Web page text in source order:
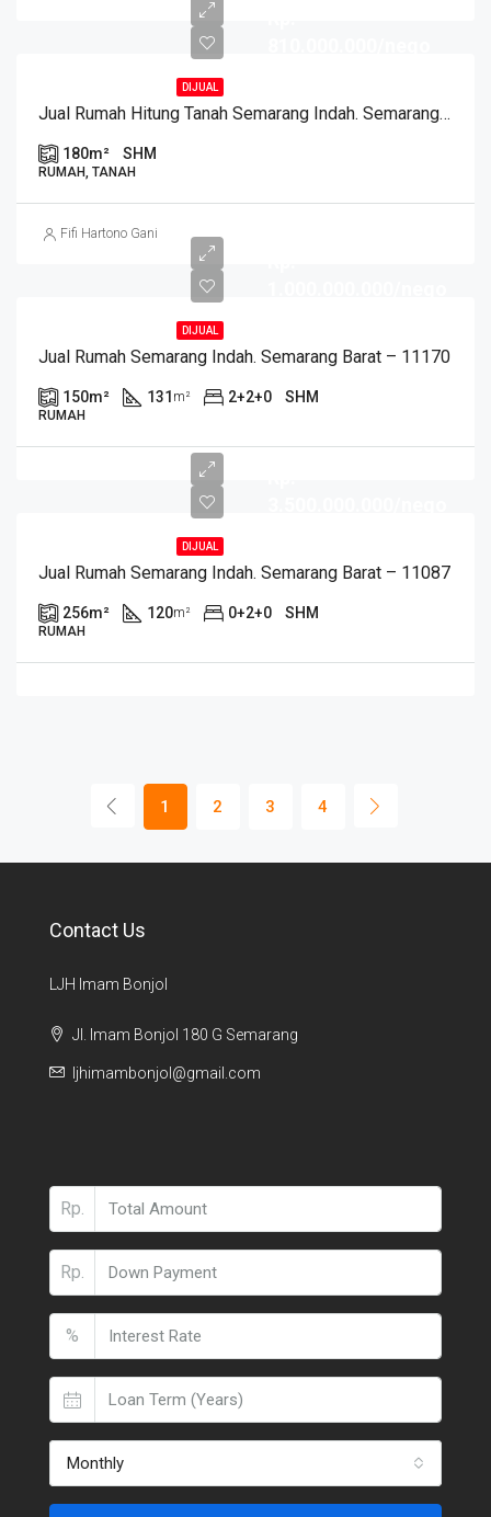
DIJUAL
Jual Rumah Hitung Tanah Semarang Indah. Semarang Barat – 11195
180m² SHM
RUMAH, TANAH
Fifi Hartono Gani
DIJUAL
Jual Rumah Semarang Indah. Semarang Barat – 11170
150m² 131 m² 2+2+0 SHM
RUMAH
DIJUAL
Jual Rumah Semarang Indah. Semarang Barat – 11087
256m² 120m² 0+2+0 SHM
RUMAH
1 2 3 4
Contact Us
LJH Imam Bonjol
Jl. Imam Bonjol 180 G Semarang
ljhimambonjol@gmail.com
Rp.
Rp.
%
Monthly